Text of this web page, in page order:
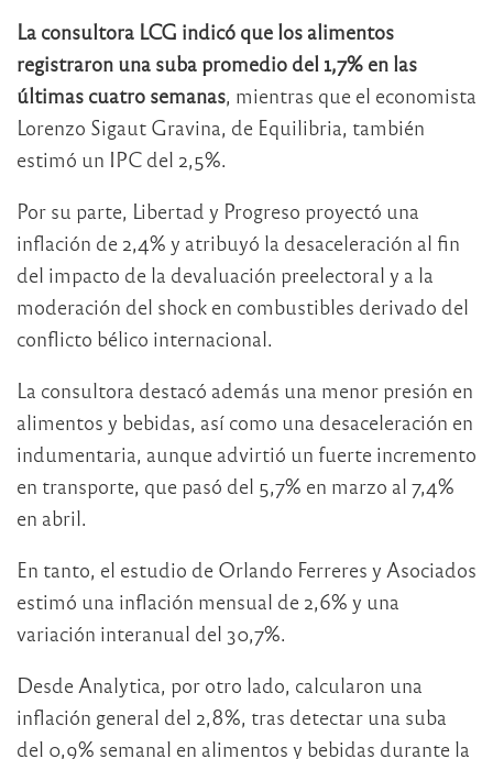
La consultora LCG indicó que los alimentos
registraron una suba promedio del 1,7% en las
últimas cuatro semanas, mientras que el economista
Lorenzo Sigaut Gravina, de Equilibria, también
estimó un IPC del 2,5%.
Por su parte, Libertad y Progreso proyectó una
inflación de 2,4% y atribuyó la desaceleración al fin
del impacto de la devaluación preelectoral y a la
moderación del shock en combustibles derivado del
conflicto bélico internacional.
La consultora destacó además una menor presión en
alimentos y bebidas, así como una desaceleración en
indumentaria, aunque advirtió un fuerte incremento
en transporte, que pasó del 5,7% en marzo al 7,4%
en abril.
En tanto, el estudio de Orlando Ferreres y Asociados
estimó una inflación mensual de 2,6% y una
variación interanual del 30,7%.
Desde Analytica, por otro lado, calcularon una
inflación general del 2,8%, tras detectar una suba
del 0,9% semanal en alimentos y bebidas durante la